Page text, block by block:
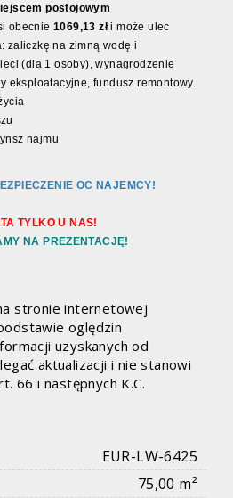
postojowym
obecnie 1069,13 złi może ulec
zaliczkę na zimną wodę i
(dla 1 osoby),wynagrodzenie
eksploatacyjne,fundusz remontowy.
najmu
OC NAJEMCY!
TYLKO U NAS!
NA PREZENTACJĘ!
stronie internetowej
oględzin
uzyskanych od
aktualizacji i nie stanowi
66 i następnych K.C.
EUR-LW-6425
75,00 m²